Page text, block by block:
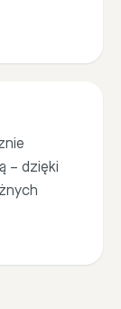
like this but ....
– dzięki